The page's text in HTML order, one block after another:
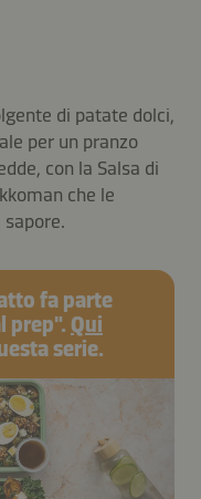
di patate dolci,
per un pranzo
con la Salsa di
che le
fa parte
prep". Qui
serie.